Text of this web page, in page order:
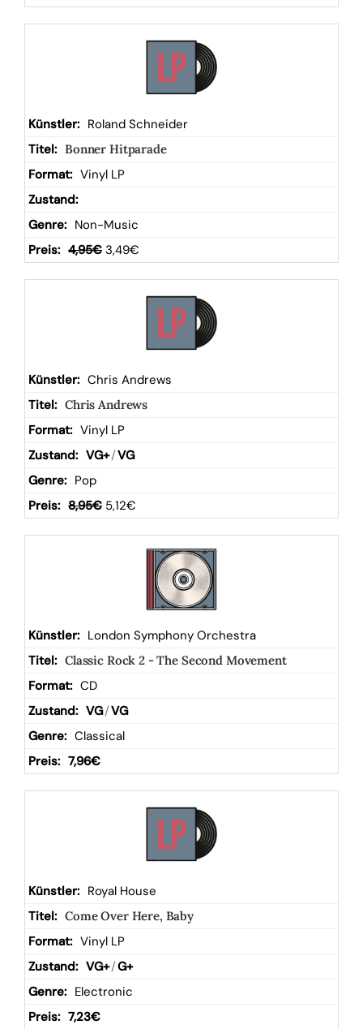
Roland Schneider
Bonner Hitparade
Vinyl LP
Non-Music
4,95€ 3,49€
Chris Andrews
Chris Andrews
Vinyl LP
VG+/VG
Pop
8,95€ 5,12€
London Symphony Orchestra
Classic Rock 2 - The Second Movement
CD
VG/VG
Classical
7,96€
Royal House
Come Over Here, Baby
Vinyl LP
VG+/G+
Electronic
7,23€